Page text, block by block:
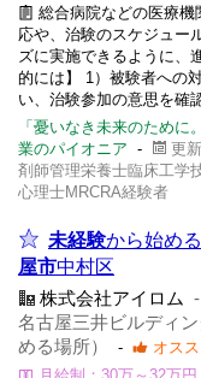
総合病院などの医療
応や、治験のスケジュー
ズに実施できるように、
的には】 1）被験者への
い、治験参加の意思を確
「憂いなき未来のため
業のパイオニア - 更
剤師管理栄養士臨床工学
心理士MRCRA経験者
未経験から始める
屋市中村区
株式会社アイロム -
名古屋三井ビルディ
める場所）
-
オス